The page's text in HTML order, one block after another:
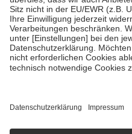
mit Ausnahme der Fahrkosten
• Untersuchungen zur Vorsorge
GKV getragen werden
• empfohlenen Schutzimpfungen
• Harn- und Blutteststreifen
getroffen, um sicherzustellen,
https://help.etrusted.com/hc/